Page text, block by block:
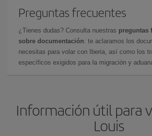
Preguntas frecuentes
¿Tienes dudas? Consulta nuestras preguntas
sobre documentación: te aclaramos los
necesitas para volar con Iberia, así como los
específicos exigidos para la migración y
Información útil para
Louis